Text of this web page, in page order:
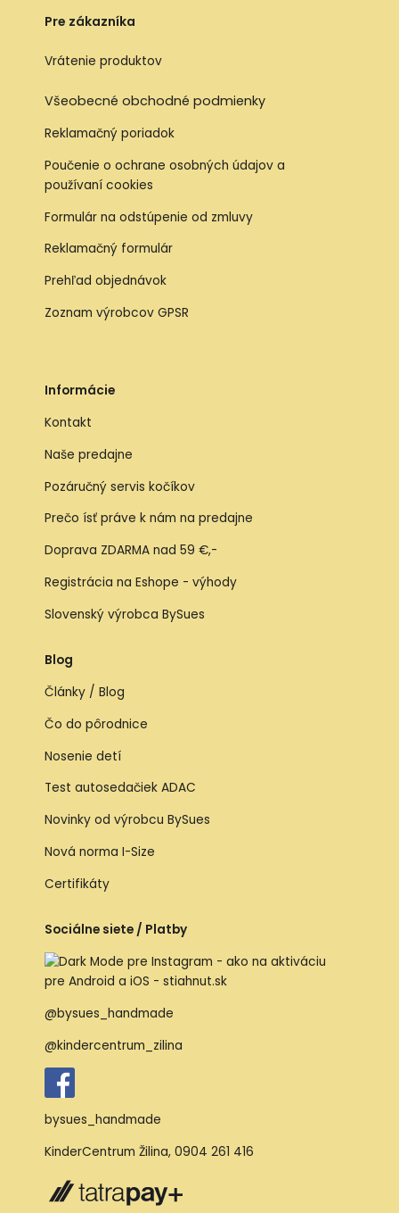
Pre zákazníka
Vrátenie produktov
Všeobecné obchodné podmienky
Reklamačný poriadok
Poučenie o ochrane osobných údajov a
používaní cookies
Formulár na odstúpenie od zmluvy
Reklamačný formulár
Prehľad objednávok
Zoznam výrobcov GPSR
Informácie
Kontakt
Naše predajne
Pozáručný servis kočíkov
Prečo ísť práve k nám na predajne
Doprava ZDARMA nad 59 €,-
Registrácia na Eshope - výhody
Slovenský výrobca BySues
Blog
Články / Blog
Čo do pôrodnice
Nosenie detí
Test autosedačiek ADAC
Novinky od výrobcu BySues
Nová norma I-Size
Certifikáty
Sociálne siete / Platby
@bysues_handmade
@kindercentrum_zilina
bysues_handmade
KinderCentrum Žilina, 0904 261 416